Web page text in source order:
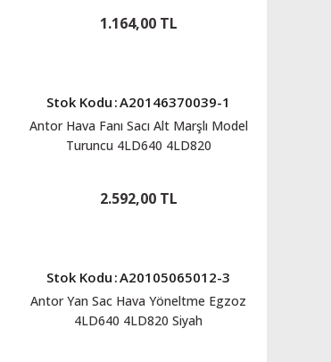
1.164,00 TL
Stok Kodu :A20146370039-1
Antor Hava Fanı Sacı Alt Marşlı Model
Turuncu 4LD640 4LD820
2.592,00 TL
Stok Kodu :A20105065012-3
Antor Yan Sac Hava Yöneltme Egzoz
4LD640 4LD820 Siyah